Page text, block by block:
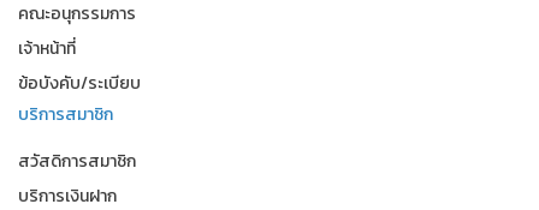
คณะอนุกรรมการ
เจ้าหน้าที่
ข้อบังคับ/ระเบียบ
บริการสมาชิก
สวัสดิการสมาชิก
บริการเงินฝาก